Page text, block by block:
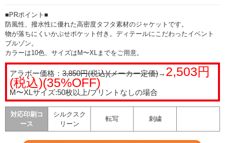
■PRポイント■
防風性、撥水性に優れた高密度タフタ素材のジャケットです。
物が落ちにくいかぶせポケット付き。ディテールにこだわったイベント
ブルゾン。
カラーは10色、サイズはM〜XLまでをご用意。
アラボー価格： 3,850円(税込)(メーカー定価)→ 2,503円
(税込)(35%OFF)
M〜XLサイズ:50枚以上/プリントなしの場合
対応印刷コ
ース
シルクスク
リーン
転写 刺繍